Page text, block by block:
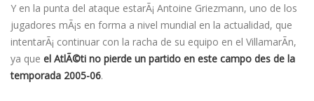
Y en la punta del ataque estarÃ¡ Antoine Griezmann, uno de los
jugadores mÃ¡s en forma a nivel mundial en la actualidad, que
intentarÃ¡ continuar con la racha de su equipo en el VillamarÃ­n,
ya que el AtlÃ©ti no pierde un partido en este campo des de la
temporada 2005-06.